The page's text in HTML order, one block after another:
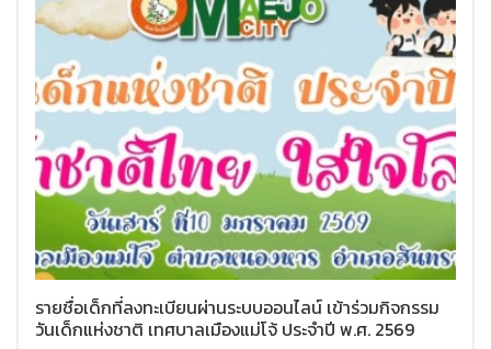
รายชื่อเด็กที่ลงทะเบียนผ่านระบบออนไลน์ เข้าร่วมกิจกรรม
วันเด็กแห่งชาติ เทศบาลเมืองแม่โจ้ ประจำปี พ.ศ. 2569